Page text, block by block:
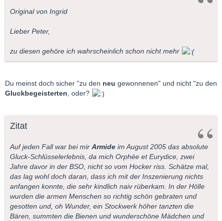
Original von Ingrid
Lieber Peter,
zu diesen gehöre ich wahrscheinlich schon nicht mehr
Du meinst doch sicher "zu den neu gewonnenen" und nicht "zu den
Gluckbegeisterten , oder?
Zitat
Auf jeden Fall war bei mir Armide im August 2005 das absolute
Gluck-Schlüsselerlebnis, da mich Orphée et Eurydice, zwei
Jahre davor in der BSO, nicht so vom Hocker riss. Schätze mal,
das lag wohl doch daran, dass ich mit der Inszenierung nichts
anfangen konnte, die sehr kindlich naiv rüberkam. In der Hölle
wurden die armen Menschen so richtig schön gebraten und
gesotten und, oh Wunder, ein Stockwerk höher tanzten die
Bären, summten die Bienen und wunderschöne Mädchen und